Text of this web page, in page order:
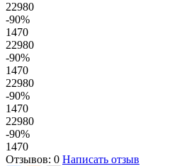
22980
-90%
1470
22980
-90%
1470
22980
-90%
1470
22980
-90%
1470
Отзывов: 0 Написать отзыв